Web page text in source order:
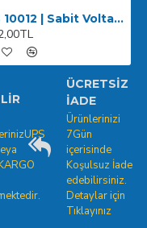
YGS 10012 | Sabit Voltaj Güç Kaynağı 12V DC 100W
ÜCRETSIZ
İADE
Ürünlerinizi
7Gün
içerisinde
Koşulsuz İade
edebilirsiniz.
Detaylar için
Tıklayınız